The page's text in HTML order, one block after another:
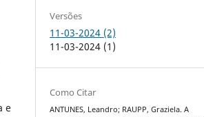
e
Versões
11-03-2024 (2)
11-03-2024 (1)
Como Citar
ANTUNES, Leandro; RAUPP, Graziela. A